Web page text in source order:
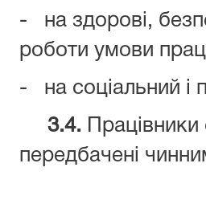
- на здорові,
роботи умови
- на соціальний і
3.4.
передбачені